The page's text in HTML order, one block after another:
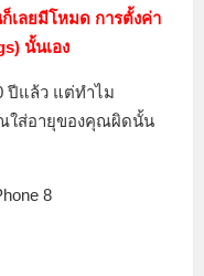
เลยมีโหมด การตั้งค่า
นั้นเอง
ปีแล้ว แต่ทำไม
ใส่อายุของคุณผิดนั้น